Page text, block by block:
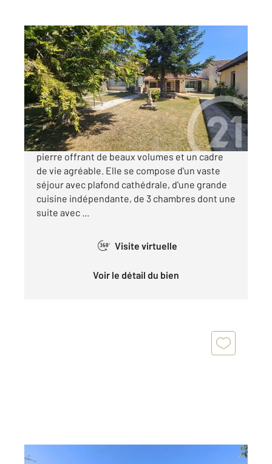
MIGNE AUXANCES 86
142,50 m2, 5 pièces
Ref : 1458
Maison à vendre
244 950 €
Dans le bourg de Migné-Auxances, maison en
pierre offrant de beaux volumes et un cadre
de vie agréable. Elle se compose d'un vaste
séjour avec plafond cathédrale, d'une grande
cuisine indépendante, de 3 chambres dont une
suite avec ...
360° Visite virtuelle
Voir le détail du bien